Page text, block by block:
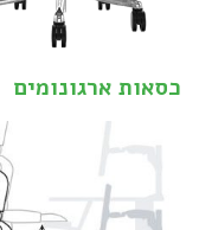
כסאות ארגונומים